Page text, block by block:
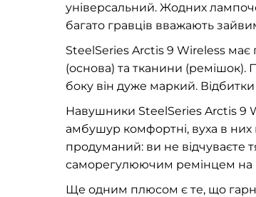
універсальний. Жодних
багато гравців вважають
SteelSeries Arctis 9 Wireless
(основа) та тканини (ремішок).
боку він дуже маркий.
Навушники SteelSeries Arctis 9
амбушур комфортні, вуха в них
продуманий: ви не відчуваєте
саморегулюючим ремінцем на
Ще одним плюсом є те, що